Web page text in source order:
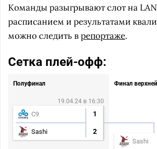
Команды разыгрывают слот на
расписанием и результатами
можно следить врепортаже.
Сетка плей-офф:
Полуфинал
19.04.24 в 16:30
C9 1
Sashi 2
Финал
Sashi